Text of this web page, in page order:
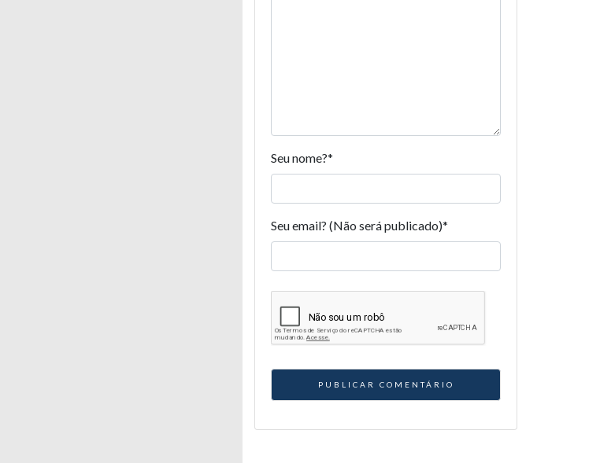
Seu nome?*
Seu email? (Não será publicado)*